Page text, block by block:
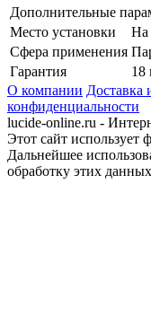
Дополнительные
Место установки
На
Сфера применения
Гарантия
18
О компании Доставка
конфиденциальности
lucide-online.ru -
Этот сайт использует
Дальнейшее
обработку этих